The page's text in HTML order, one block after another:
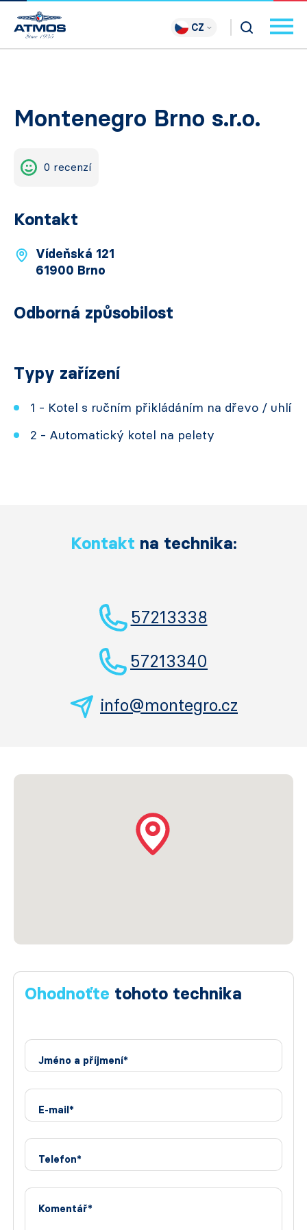
CZ
Montenegro Brno s.r.o.
0 recenzí
Kontakt
Vídeňská 121
61900 Brno
Odborná způsobilost
Typy zařízení
1 - Kotel s ručním přikládáním na dřevo / uhlí
2 - Automatický kotel na pelety
Kontakt na technika:
57213338
57213340
info@montegro.cz
Ohodnoťte tohoto technika
Jméno a příjmení*
E-mail*
Telefon*
Komentář*